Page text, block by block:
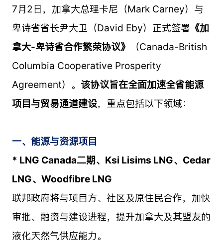
7月2日，加拿大总理卡尼（Mark Carney）与
卑诗省省长尹大卫（David Eby）正式签署 《加
拿大-卑诗省合作繁荣协议》
（Canada-British
Columbia Cooperative Prosperity
Agreement）。 该协议旨在全面加速全省能源
项目与贸易通道建设，重点包括以下领域：
一、能源与资源项目
* LNG Canada二期、Ksi Lisims LNG、Cedar
LNG、Woodfibre LNG
联邦政府将与项目方、社区及原住民合作，加快
审批、融资与建设进程，提升加拿大及其盟友的
液化天然气供应能力。